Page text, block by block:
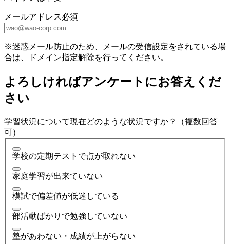
メールアドレス必須
※迷惑メール防止のため、メールの受信設定をされている場
合は、ドメイン指定解除を行ってください。
よろしければアンケートにお答えくだ
さい
学習状況について現在どのような状況ですか？（複数回答
可）
学校の定期テストで点が取れない
家庭学習が出来ていない
模試で偏差値が低迷している
部活動ばかりで勉強していない
塾があわない・成績が上がらない